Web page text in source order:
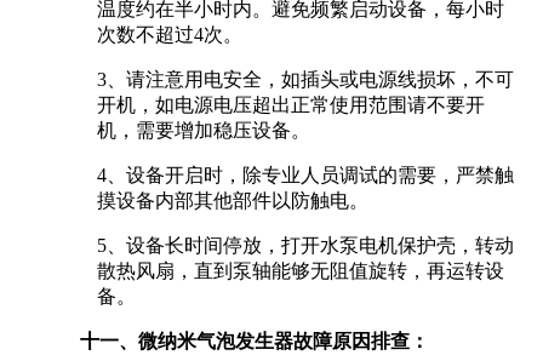
温度约在半小时内。避免频繁启动设备，每小时
次数不超过4次。
3、请注意用电安全，如插头或电源线损坏，不可
开机，如电源电压超出正常使用范围请不要开
机，需要增加稳压设备。
4、设备开启时，除专业人员调试的需要，严禁触
摸设备内部其他部件以防触电。
5、设备长时间停放，打开水泵电机保护壳，转动
散热风扇，直到泵轴能够无阻值旋转，再运转设
备。
十一、微纳米气泡发生器故障原因排查 ：